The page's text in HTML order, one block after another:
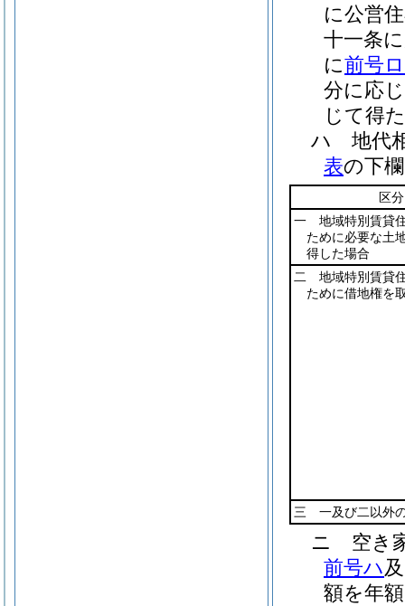
に公営
十一条
に前号
分に応
じて得
ハ
地代
表の下
区分
一 地域特別賃貸
ために必要な土
得した場合
二 地域特別賃貸
ために借地権を
三 一及び二以外
ニ
空き
前号ハ
額を年